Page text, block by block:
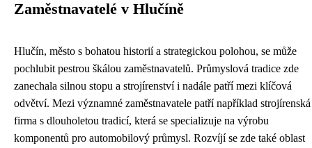
Zaměstnavatelé v Hlučíně
Hlučín, město s bohatou historií a strategickou polohou, se může
pochlubit pestrou škálou zaměstnavatelů. Průmyslová tradice zde
zanechala silnou stopu a strojírenství i nadále patří mezi klíčová
odvětví. Mezi významné zaměstnavatele patří například strojírenská
firma s dlouholetou tradicí, která se specializuje na výrobu
komponentů pro automobilový průmysl. Rozvíjí se zde také oblast